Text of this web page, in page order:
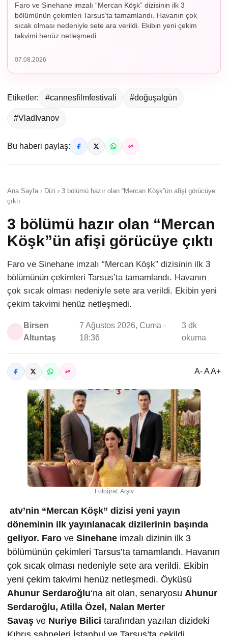
Faro ve Sinehane imzalı “Mercan Köşk” dizisinin ilk 3
bölümünün çekimleri Tarsus’ta tamamlandı. Havanın çok
sıcak olması nedeniyle sete ara verildi. Ekibin yeni çekim
takvimi henüz netleşmedi.
07.08.2026
Etiketler: #cannesfilmfestivali #doğuşalgün
#VladIvanov
Bu haberi paylaş:
Ana Sayfa › Dizi › 3 bölümü hazır olan “Mercan Köşk”ün afişi görücüye
çıktı
3 bölümü hazır olan “Mercan
Köşk”ün afişi görücüye çıktı
Faro ve Sinehane imzalı “Mercan Köşk” dizisinin ilk 3
bölümünün çekimleri Tarsus’ta tamamlandı. Havanın
çok sıcak olması nedeniyle sete ara verildi. Ekibin yeni
çekim takvimi henüz netleşmedi.
Birsen
Altuntaş
7 Ağustos 2026, Cuma -
18:36
3 dk
okuma
A- A A+
Fotoğraf: Arşiv
atv’nin “Mercan Köşk” dizisi yeni yayın
döneminin ilk yayınlanacak dizilerinin başında
geliyor. Faro ve Sinehane imzalı dizinin ilk 3
bölümünün çekimleri Tarsus’ta tamamlandı. Havanın
çok sıcak olması nedeniyle sete ara verildi. Ekibin
yeni çekim takvimi henüz netleşmedi. Öyküsü
Ahunur Serdaroğlu‘na ait olan, senaryosu Ahunur
Serdaroğlu, Atilla Özel, Nalan Merter
Savaş ve Nuriye Bilici tarafından yazılan dizideki